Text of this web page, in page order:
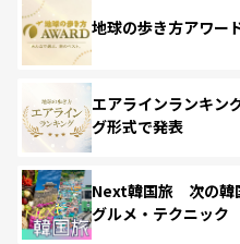
地球の歩き方アワー
エアラインランキ
グ形式で発表
Next韓国旅 次の韓
グルメ・テクニック